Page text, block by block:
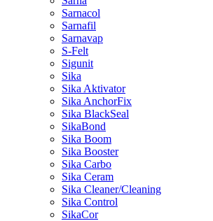
Sarnacol
Sarnafil
Sarnavap
S-Felt
Sigunit
Sika
Sika Aktivator
Sika AnchorFix
Sika BlackSeal
SikaBond
Sika Boom
Sika Booster
Sika Carbo
Sika Ceram
Sika Cleaner/Cleaning
Sika Control
SikaCor